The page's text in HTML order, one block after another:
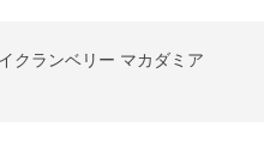
クランベリー マカダミア